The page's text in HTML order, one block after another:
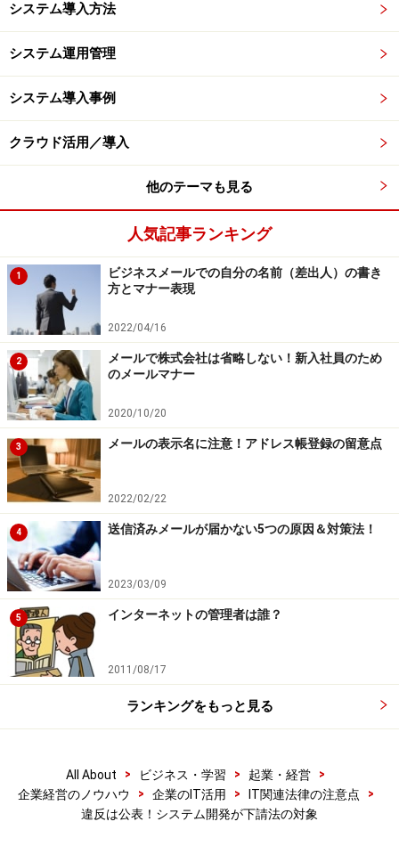
システム導入方法
システム運用管理
システム導入事例
クラウド活用／導入
他のテーマも見る
人気記事ランキング
1
ビジネスメールでの自分の名前（差出人）の書き
方とマナー表現
2022/04/16
2
メールで株式会社は省略しない！新入社員のため
のメールマナー
2020/10/20
3 メールの表示名に注意！アドレス帳登録の留意点
2022/02/22
4 送信済みメールが届かない5つの原因＆対策法！
2023/03/09
5 インターネットの管理者は誰？
2011/08/17
ランキングをもっと見る
All About > ビジネス・学習 > 起業・経営
>
企業経営のノウハウ
> 企業のIT活用 > IT関連法律の注意点
>
違反は公表！システム開発が下請法の対象